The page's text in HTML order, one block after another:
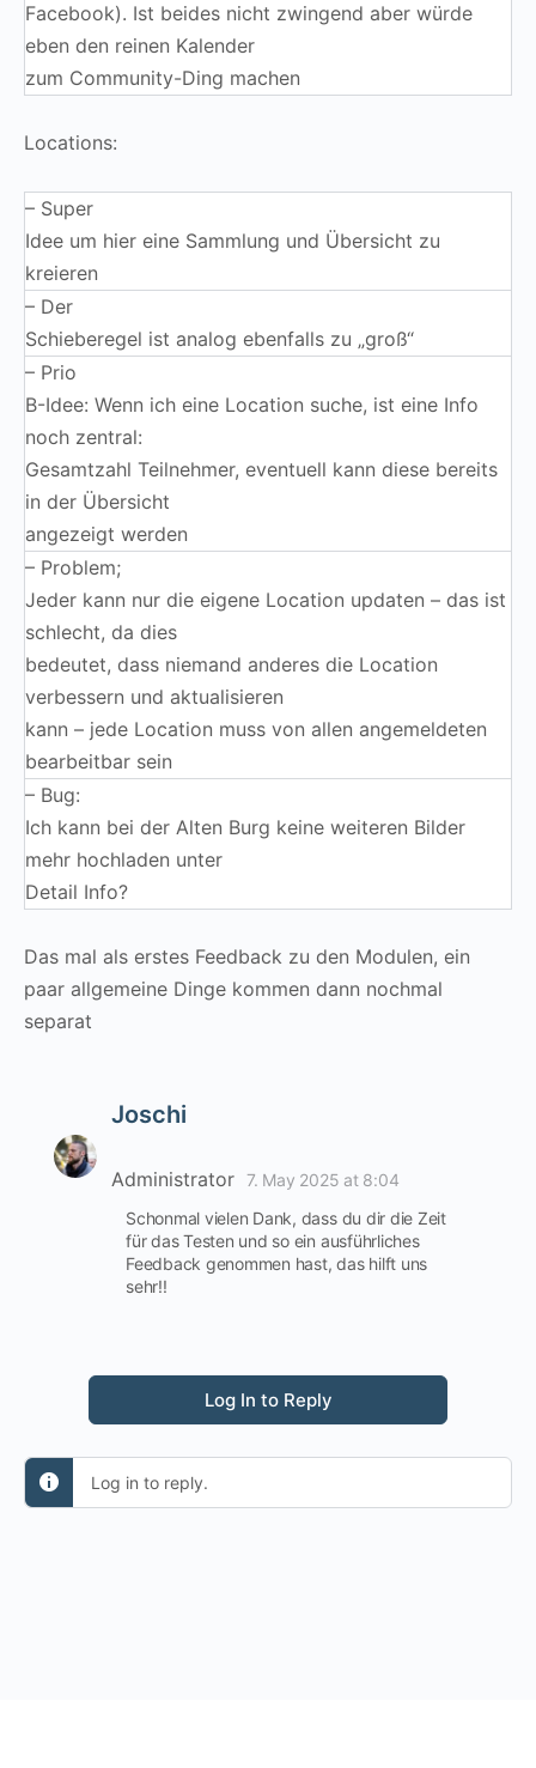
Facebook). Ist beides nicht zwingend aber würde
eben den reinen Kalender
zum Community-Ding machen
Locations:
– Super
Idee um hier eine Sammlung und Übersicht zu
kreieren
– Der
Schieberegel ist analog ebenfalls zu „groß“
– Prio
B-Idee: Wenn ich eine Location suche, ist eine Info
noch zentral:
Gesamtzahl Teilnehmer, eventuell kann diese bereits
in der Übersicht
angezeigt werden
– Problem;
Jeder kann nur die eigene Location updaten – das ist
schlecht, da dies
bedeutet, dass niemand anderes die Location
verbessern und aktualisieren
kann – jede Location muss von allen angemeldeten
bearbeitbar sein
– Bug:
Ich kann bei der Alten Burg keine weiteren Bilder
mehr hochladen unter
Detail Info?
Das mal als erstes Feedback zu den Modulen, ein
paar allgemeine Dinge kommen dann nochmal
separat
Joschi
Administrator 7. May 2025 at 8:04
Schonmal vielen Dank, dass du dir die Zeit
für das Testen und so ein ausführliches
Feedback genommen hast, das hilft uns
sehr!!
Log In to Reply
Log in to reply.